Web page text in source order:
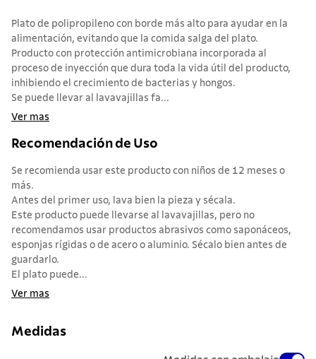
Plato de polipropileno con borde más alto para ayudar en la
alimentación, evitando que la comida salga del plato.
Producto con protección antimicrobiana incorporada al
proceso de inyección que dura toda la vida útil del producto,
inhibiendo el crecimiento de bacterias y hongos.
Se puede llevar al lavavajillas fa...
Ver mas
Recomendación de Uso
Se recomienda usar este producto con niños de 12 meses o
más.
Antes del primer uso, lava bien la pieza y sécala.
Este producto puede llevarse al lavavajillas, pero no
recomendamos usar productos abrasivos como saponáceos,
esponjas rígidas o de acero o aluminio. Sécalo bien antes de
guardarlo.
El plato puede...
Ver mas
Medidas